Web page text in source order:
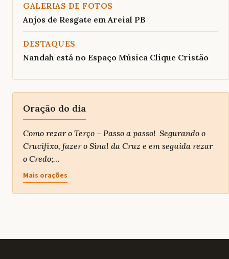
GALERIAS DE FOTOS
Anjos de Resgate em Areial PB
DESTAQUES
Nandah está no Espaço Música Clique Cristão
Oração do dia
Como rezar o Terço – Passo a passo! Segurando o
Crucifixo, fazer o Sinal da Cruz e em seguida rezar
o Credo;…
Mais orações